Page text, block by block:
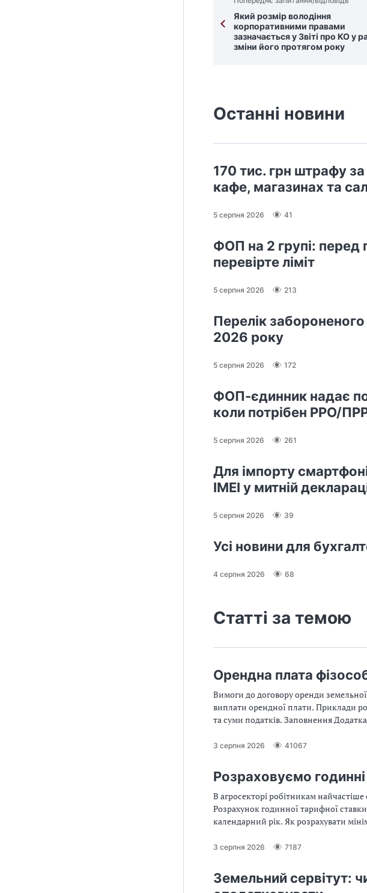
Який розмір володіння
корпоративними правами
зазначається у Звіті про КО у
зміни його протягом року
Останні новини
170 тис. грн штрафу
кафе, магазинах та
5 серпня 2026 41
ФОП на 2 групі: перед
перевірте ліміт
5 серпня 2026 213
Перелік
2026 року
5 серпня 2026 172
ФОП-єдинник надає
коли потрібен РРО/
5 серпня 2026 261
Для імпорту
IMEI у митній
5 серпня 2026 39
Усі новини для
4 серпня 2026 68
Статті за темою
Орендна плата
Вимоги до договору оренди
виплати орендної плати. Приклади
та суми податків. Заповнення
3 серпня 2026 41067
Розраховуємо
В агросекторі робітникам
Розрахунок годинної тарифної
календарний рік. Як розрахувати
3 серпня 2026 7187
Земельний сервітут: